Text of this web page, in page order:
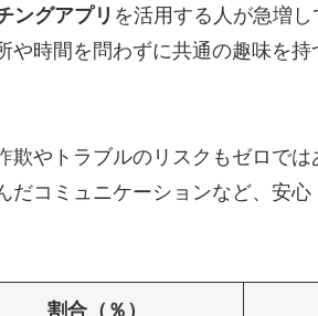
ングアプリ を活用する人が急増
や時間を問わずに共通の趣味を
欺やトラブルのリスクもゼロで
だコミュニケーションなど、安
割合（％）